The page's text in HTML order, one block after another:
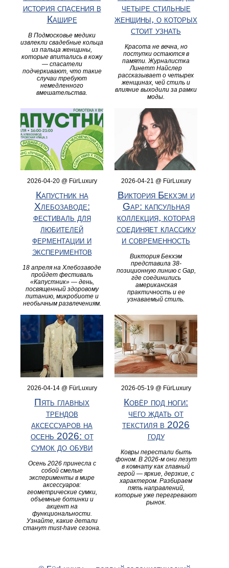
история спасения в
Кашире
В Подмосковье медики
извлекли свадебные кольца
из пальца женщины,
которые впитались в кожу
— спасатели
подчеркивают, что такие
случаи требуют
немедленного
вмешательства.
четыре стильные
женщины, о которых
стоит узнать
Красота не вечна, но
поступки остаются в
памяти. Журналистка
Линетт Найслер
рассказывает о четырех
женщинах, чей стиль и
влияние выходили за рамки
моды.
2026-04-20 @ FürLuxury
Капустник на
Хлебозаводе:
фестиваль для
любителей
ферментации и
экспериментов
18 апреля на Хлебозаводе
пройдет фестиваль
«Капустник» — день,
посвященный здоровому
питанию, микробиоте и
необычным развлечениям.
2026-04-21 @ FürLuxury
Виктория Бекхэм и
Gap: капсульная
коллекция, которая
соединяет классику
и современность
Виктория Бекхэм
представила 38-
позиционную линию с Gap,
где соединились
американская
практичность и ее
узнаваемый стиль.
2026-04-14 @ FürLuxury
Пять главных
трендов
аксессуаров на
осень 2026: от
сумок до обуви
Осень 2026 принесла с
собой смелые
эксперименты в мире
аксессуаров:
геометрические сумки,
объемные ботинки и
акцент на
функциональности.
Узнайте, какие детали
станут must-have сезона.
2026-05-19 @ FürLuxury
Ковёр под ноги:
чего ждать от
текстиля в 2026
году
Ковры перестали быть
фоном. В 2026-м они лезут
в комнату как главный
герой — яркие, дерзкие, с
характером. Разбираем
пять направлений,
которые уже перегревают
рынок.